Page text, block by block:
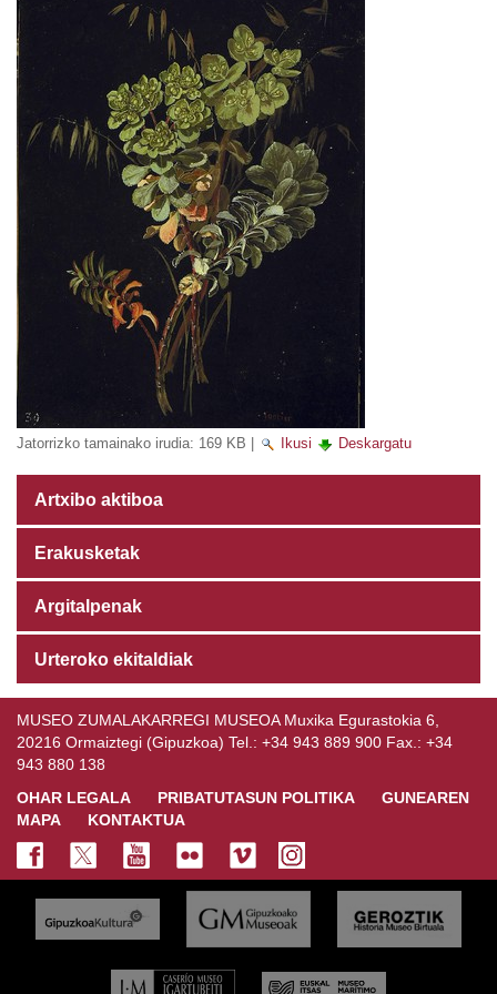
Jatorrizko tamainako irudia: 169 KB Ikusi Deskargatu
Artxibo aktiboa
Erakusketak
Argitalpenak
Urteroko ekitaldiak
MUSEO ZUMALAKARREGI MUSEOA Muxika Egurastokia 6,
20216 Ormaiztegi (Gipuzkoa) Tel.: +34 943 889 900 Fax.: +34
943 880 138
OHAR LEGALA
PRIBATUTASUN POLITIKA
GUNEAREN
MAPA
KONTAKTUA